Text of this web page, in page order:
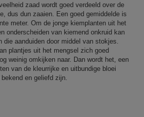
zaad wordt goed verdeeld over de
dus dun zaaien. Een goed gemiddelde is
meter. Om de jonge kiemplanten uit het
onderscheiden van kiemend onkruid kan
die aanduiden door middel van stokjes.
plantjes uit het mengsel zich goed
weinig omkijken naar. Dan wordt het, een
van de kleurrijke en uitbundige bloei
en geliefd zijn.